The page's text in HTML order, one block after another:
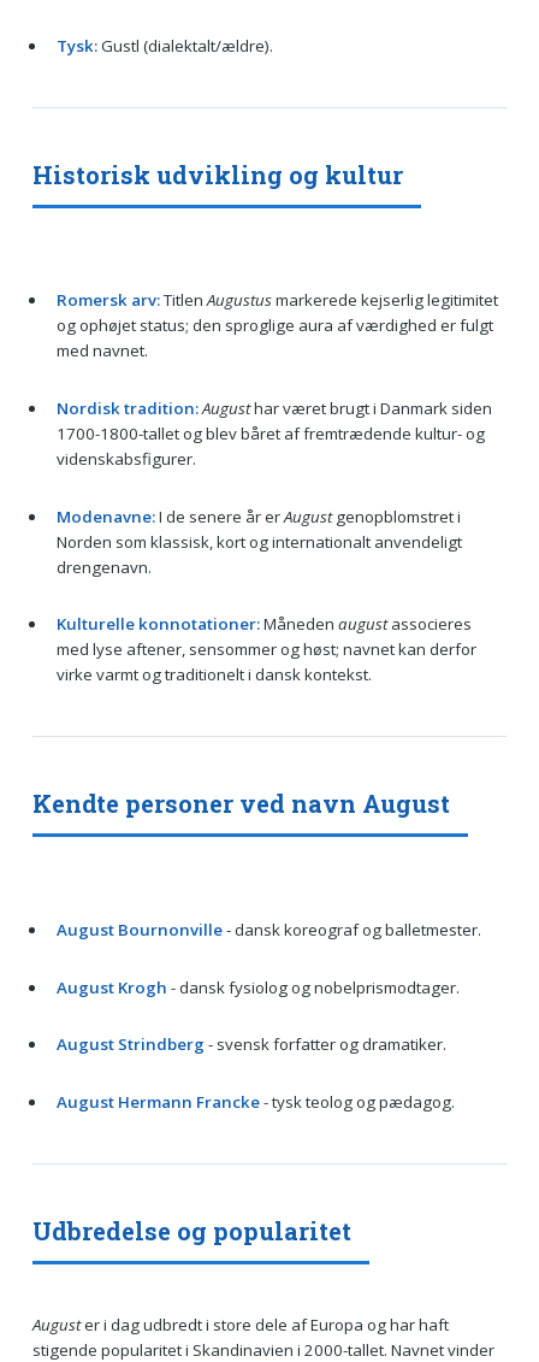
Tysk:Gustl (dialektalt/ældre).
Historisk udvikling og kultur
Romersk arv:TitlenAugustusmarkerede kejserlig legitimitet
og ophøjet status; den sproglige aura af værdighed er fulgt
med navnet.
Nordisk tradition:Augusthar været brugt i Danmark siden
1700-1800-tallet og blev båret af fremtrædende kultur- og
videnskabsfigurer.
Modenavne:I de senere år erAugustgenopblomstret i
Norden som klassisk, kort og internationalt anvendeligt
drengenavn.
Kulturelle konnotationer:Måneden augustassocieres
med lyse aftener, sensommer og høst; navnet kan derfor
virke varmt og traditionelt i dansk kontekst.
Kendte personer ved navn August
August Bournonville- dansk koreograf og balletmester.
August Krogh - dansk fysiolog og nobelprismodtager.
August Strindberg - svensk forfatter og dramatiker.
August Hermann Francke- tysk teolog og pædagog.
Udbredelse og popularitet
Auguster i dag udbredt i store dele af Europa og har haft
stigende popularitet i Skandinavien i 2000-tallet. Navnet vinder